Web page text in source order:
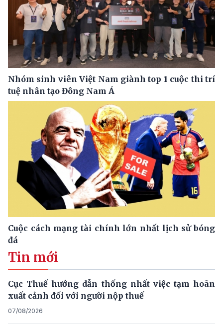
Nhóm sinh viên Việt Nam giành top 1 cuộc thi trí
tuệ nhân tạo Đông Nam Á
Cuộc cách mạng tài chính lớn nhất lịch sử bóng
đá
Tin mới
Cục Thuế hướng dẫn thống nhất việc tạm hoãn
xuất cảnh đối với người nộp thuế
07/08/2026